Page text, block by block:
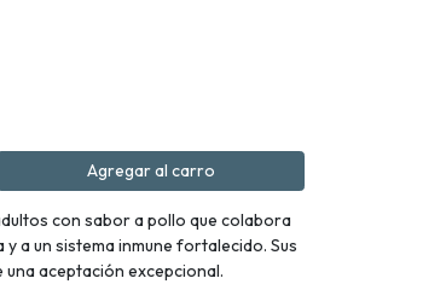
Agregar al carro
con sabor a pollo que colabora
a un sistema inmune fortalecido. Sus
aceptación excepcional.